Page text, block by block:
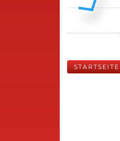
STARTSEITE